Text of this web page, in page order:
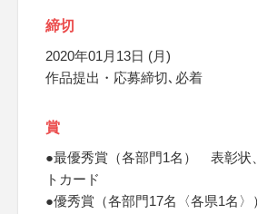
締切
2020年01月13日 (月)
作品提出・応募締切､必着
賞
●最優秀賞（各部門1名） 表彰状
トカード
●優秀賞（各部門17名〈各県1名